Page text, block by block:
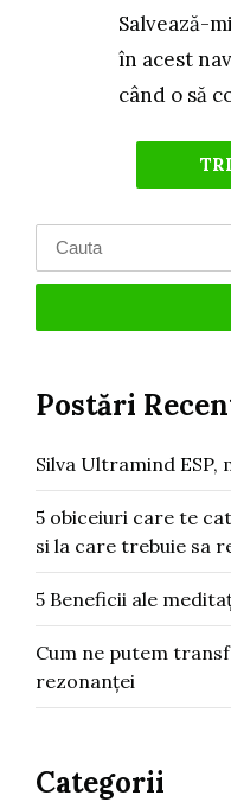
Salvează-
în acest
când o să
for:
Postări
Silva Ultramind ESP,
5 obiceiuri care te
si la care trebuie sa
5 Beneficii ale
Cum ne putem
rezonanței
Categorii